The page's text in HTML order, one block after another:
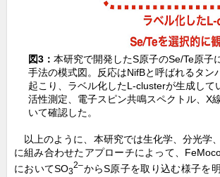
図3：本研究で開発したS原子のSe/Te原子
手法の模式図。反応はNifBと呼ばれるタン
起こり、ラベル化したL-clusterが生成して
活性測定、電子スピン共鳴スペクトル、X
いて確認した。
以上のように、本研究では生化学、分光学
に組み合わせたアプローチによって、
においてSO3
2–からS原子を取り込む様子を